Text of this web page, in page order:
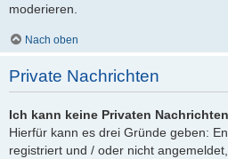
moderieren.
Nach oben
Private Nachrichten
Ich kann keine Privaten
Hierfür kann es drei Gründe geben:
registriert und / oder nicht